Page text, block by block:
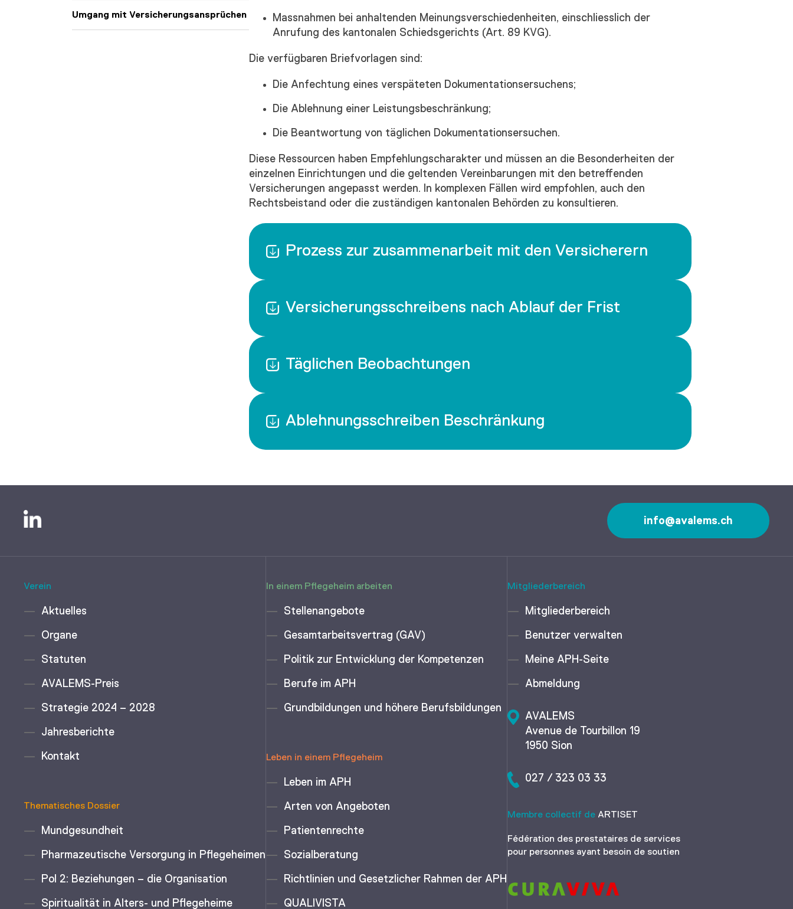
Umgang mit Versicherungsansprüchen
Massnahmen bei anhaltenden Meinungsverschiedenheiten, einschliesslich der
Anrufung des kantonalen Schiedsgerichts (Art. 89 KVG).
Die verfügbaren Briefvorlagen sind:
Die Anfechtung eines verspäteten Dokumentationsersuchens;
Die Ablehnung einer Leistungsbeschränkung;
Die Beantwortung von täglichen Dokumentationsersuchen.
Diese Ressourcen haben Empfehlungscharakter und müssen an die Besonderheiten der
einzelnen Einrichtungen und die geltenden Vereinbarungen mit den betreffenden
Versicherungen angepasst werden. In komplexen Fällen wird empfohlen, auch den
Rechtsbeistand oder die zuständigen kantonalen Behörden zu konsultieren.
Prozess zur zusammenarbeit mit den Versicherern
Versicherungsschreibens nach Ablauf der Frist
Täglichen Beobachtungen
Ablehnungsschreiben Beschränkung
info@avalems.ch
Verein
Aktuelles
Organe
Statuten
AVALEMS-Preis
Strategie 2024 – 2028
Jahresberichte
Kontakt
Thematisches Dossier
Mundgesundheit
Pharmazeutische Versorgung in Pflegeheimen
Pol 2: Beziehungen – die Organisation
Spiritualität in Alters- und Pflegeheime
In einem Pflegeheim arbeiten
Stellenangebote
Gesamtarbeitsvertrag (GAV)
Politik zur Entwicklung der Kompetenzen
Berufe im APH
Grundbildungen und höhere Berufsbildungen
Leben in einem Pflegeheim
Leben im APH
Arten von Angeboten
Patientenrechte
Sozialberatung
Richtlinien und Gesetzlicher Rahmen der APH
QUALIVISTA
Mitgliederbereich
Mitgliederbereich
Benutzer verwalten
Meine APH-Seite
Abmeldung
AVALEMS
Avenue de Tourbillon 19
1950 Sion
027 / 323 03 33
Membre collectif de ARTISET
Fédération des prestataires de services
pour personnes ayant besoin de soutien